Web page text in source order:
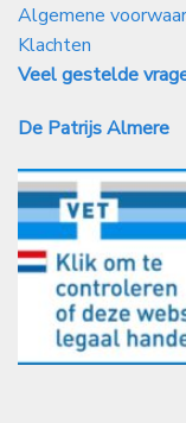
Algemene
Klachten
Veel gestelde
De Patrijs Almere